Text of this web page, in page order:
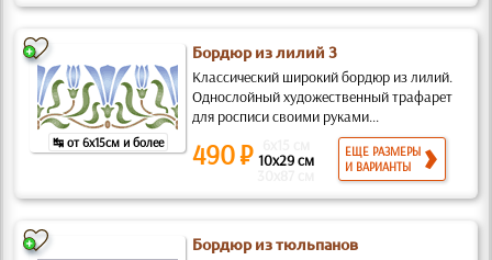
↹ от 6x15см и более
Бордюр из лилий 3
Классический широкий бордюр из лилий.
Однослойный художественный трафарет
для росписи своими руками...
490 ₽ 10x29 см
ЕЩЕ РАЗМЕРЫ
И ВАРИАНТЫ
Бордюр из тюльпанов